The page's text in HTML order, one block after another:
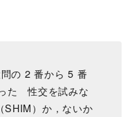
の 2 番から 5 番
た 性交を試みな
SHIM）か，ないか